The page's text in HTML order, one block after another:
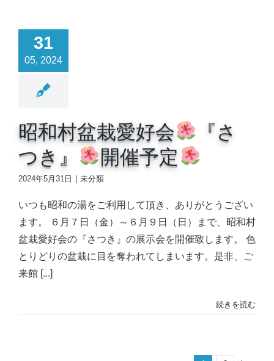
31
05, 2024
昭和村盆栽愛好会
『さ
つき』
開催予定
2024年5月31日 | 未分類
いつも昭和の湯をご利用して頂き、ありがとうござい
ます。 ６月７日（金）～６月９日（日）まで、昭和村
盆栽愛好会の『さつき』の展示会を開催致します。 色
とりどりの盆栽に目を奪われてしまいます。是非、ご
来館 [...]
続きを読む